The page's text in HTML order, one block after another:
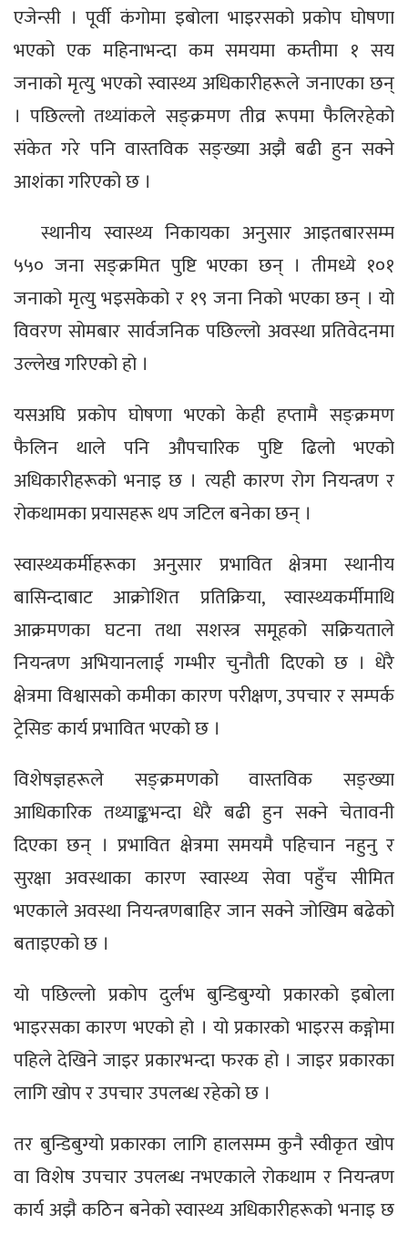
एजेन्सी । पूर्वी कंगोमा इबोला भाइरसको प्रकोप घोषणा
भएको एक महिनाभन्दा कम समयमा कम्तीमा १ सय
जनाको मृत्यु भएको स्वास्थ्य अधिकारीहरूले जनाएका छन्
। पछिल्लो तथ्यांकले सङ्क्रमण तीव्र रूपमा फैलिरहेको
संकेत गरे पनि वास्तविक सङ्ख्या अझै बढी हुन सक्ने
आशंका गरिएको छ ।
स्थानीय स्वास्थ्य निकायका अनुसार आइतबारसम्म
५५० जना सङ्क्रमित पुष्टि भएका छन् । तीमध्ये १०१
जनाको मृत्यु भइसकेको र १९ जना निको भएका छन् । यो
विवरण सोमबार सार्वजनिक पछिल्लो अवस्था प्रतिवेदनमा
उल्लेख गरिएको हो ।
यसअघि प्रकोप घोषणा भएको केही हप्तामै सङ्क्रमण
फैलिन थाले पनि औपचारिक पुष्टि ढिलो भएको
अधिकारीहरूको भनाइ छ । त्यही कारण रोग नियन्त्रण र
रोकथामका प्रयासहरू थप जटिल बनेका छन् ।
स्वास्थ्यकर्मीहरूका अनुसार प्रभावित क्षेत्रमा स्थानीय
बासिन्दाबाट आक्रोशित प्रतिक्रिया, स्वास्थ्यकर्मीमाथि
आक्रमणका घटना तथा सशस्त्र समूहको सक्रियताले
नियन्त्रण अभियानलाई गम्भीर चुनौती दिएको छ । धेरै
क्षेत्रमा विश्वासको कमीका कारण परीक्षण, उपचार र सम्पर्क
ट्रेसिङ कार्य प्रभावित भएको छ ।
विशेषज्ञहरूले सङ्क्रमणको वास्तविक सङ्ख्या
आधिकारिक तथ्याङ्कभन्दा धेरै बढी हुन सक्ने चेतावनी
दिएका छन् । प्रभावित क्षेत्रमा समयमै पहिचान नहुनु र
सुरक्षा अवस्थाका कारण स्वास्थ्य सेवा पहुँच सीमित
भएकाले अवस्था नियन्त्रणबाहिर जान सक्ने जोखिम बढेको
बताइएको छ ।
यो पछिल्लो प्रकोप दुर्लभ बुन्डिबुग्यो प्रकारको इबोला
भाइरसका कारण भएको हो । यो प्रकारको भाइरस कङ्गोमा
पहिले देखिने जाइर प्रकारभन्दा फरक हो । जाइर प्रकारका
लागि खोप र उपचार उपलब्ध रहेको छ ।
तर बुन्डिबुग्यो प्रकारका लागि हालसम्म कुनै स्वीकृत खोप
वा विशेष उपचार उपलब्ध नभएकाले रोकथाम र नियन्त्रण
कार्य अझै कठिन बनेको स्वास्थ्य अधिकारीहरूको भनाइ छ